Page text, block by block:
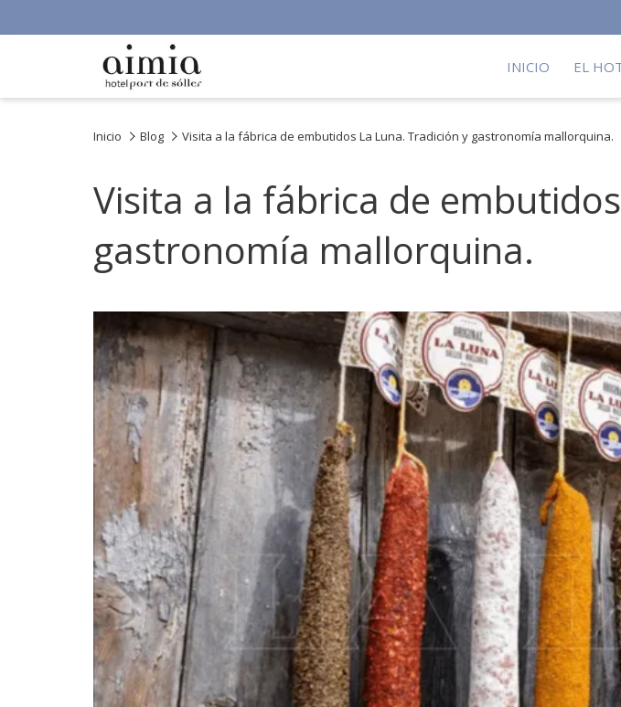
INICIO EL
Inicio Blog Visita a la fábrica de embutidos La Luna. Tradición y gastronomía mallorquina.
Visita a la fábrica de
gastronomía mallorquina.